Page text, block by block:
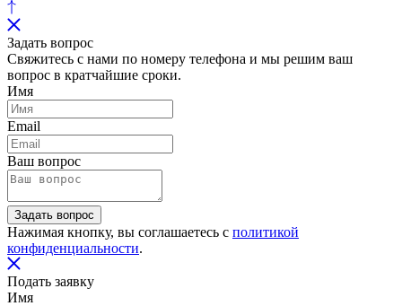
Задать вопрос
Свяжитесь с нами по номеру телефона и мы решим ваш
вопрос в кратчайшие сроки.
Имя
Email
Ваш вопрос
Задать вопрос
Нажимая кнопку, вы соглашаетесь с политикой
конфиденциальности.
Подать заявку
Имя